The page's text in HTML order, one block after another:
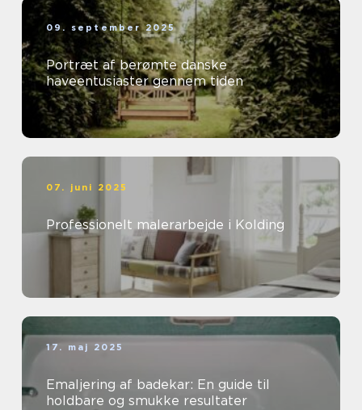
09. september 2025
Portræt af berømte danske
haveentusiaster gennem tiden
07. juni 2025
Professionelt malerarbejde i Kolding
17. maj 2025
Emaljering af badekar: En guide til
holdbare og smukke resultater